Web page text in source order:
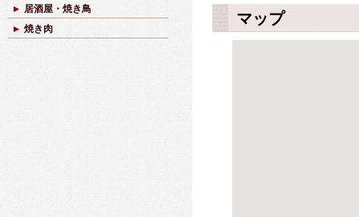
マップ
居酒屋・焼き鳥
焼き肉